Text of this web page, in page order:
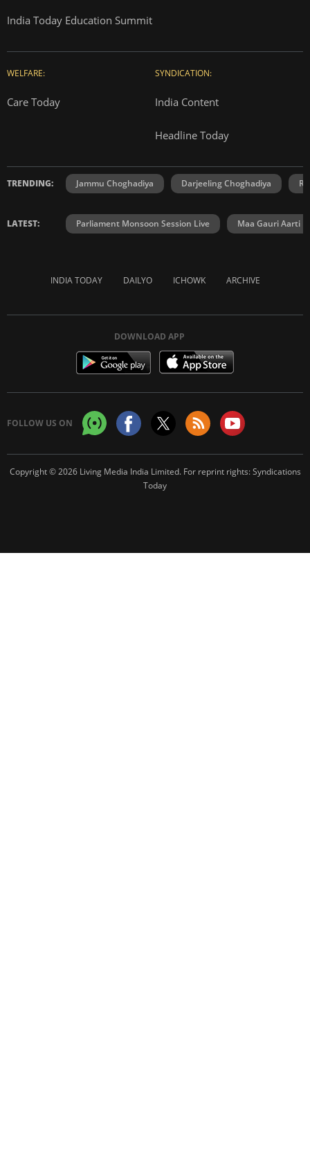
India Today Education Summit
WELFARE:
Care Today
SYNDICATION:
India Content
Headline Today
TRENDING: Jammu Choghadiya Darjeeling Choghadiya
LATEST: Parliament Monsoon Session Live Maa Gauri Aarti
INDIA TODAY DAILYO ICHOWK ARCHIVE
DOWNLOAD APP
FOLLOW US ON
Copyright © 2026 Living Media India Limited. For reprint rights:Syndications
Today